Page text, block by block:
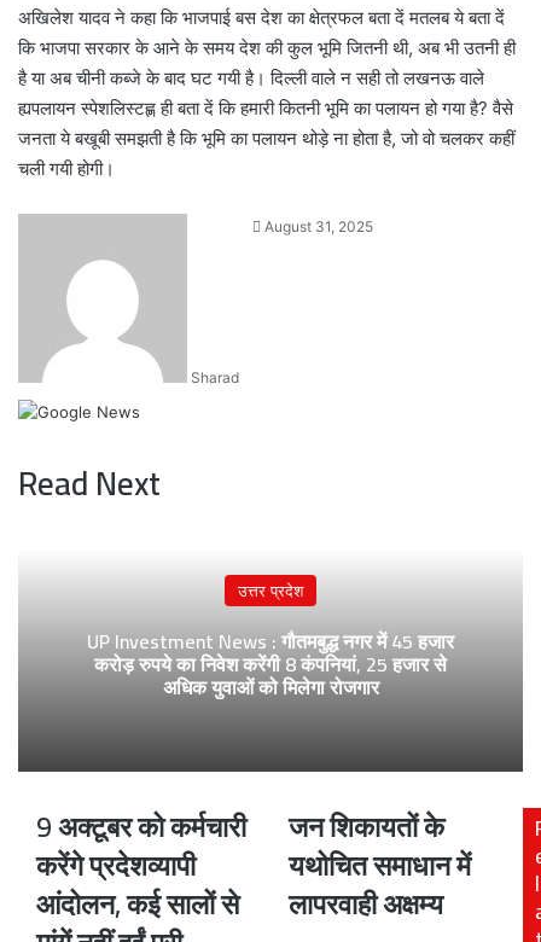
अखिलेश यादव ने कहा कि भाजपाई बस देश का क्षेत्रफल बता दें मतलब ये बता दें
कि भाजपा सरकार के आने के समय देश की कुल भूमि जितनी थी, अब भी उतनी ही
है या अब चीनी कब्जे के बाद घट गयी है। दिल्ली वाले न सही तो लखनऊ वाले
ह्यपलायन स्पेशलिस्टह्ण ही बता दें कि हमारी कितनी भूमि का पलायन हो गया है? वैसे
जनता ये बखूबी समझती है कि भूमि का पलायन थोड़े ना होता है, जो वो चलकर कहीं
चली गयी होगी।
Sharad
SendAugust 31, 2025
Read Next
उत्तर प्रदेश
UP Investment News : गौतमबुद्ध नगर में 45 हजार
करोड़ रुपये का निवेश करेंगी 8 कंपनियां, 25 हजार से
अधिक युवाओं को मिलेगा रोजगार
9
को
कर्मचारी
करेंगे
9 अक्टूबर को कर्मचारी
करेंगे प्रदेशव्यापी
आंदोलन, कई सालों से
जन
के
यथोचित
समाधान
जन शिकायतों के
यथोचित समाधान में
लापरवाही अक्षम्य l